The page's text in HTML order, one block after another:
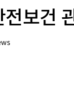
보건